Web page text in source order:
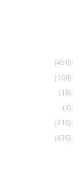
(450)
(104)
(18)
(1)
(416)
(436)